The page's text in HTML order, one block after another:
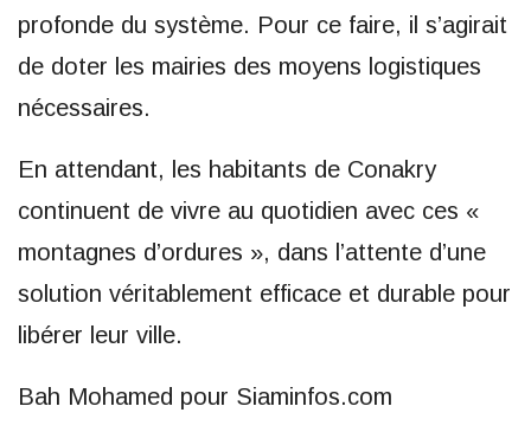
profonde du système. Pour ce faire, il s’agirait
de doter les mairies des moyens logistiques
nécessaires.
En attendant, les habitants de Conakry
continuent de vivre au quotidien avec ces «
montagnes d’ordures », dans l’attente d’une
solution véritablement efficace et durable pour
libérer leur ville.
Bah Mohamed pour Siaminfos.com